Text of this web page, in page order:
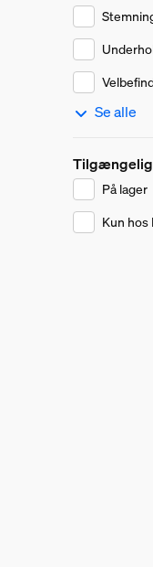
Se alle
På lager
Kun hos